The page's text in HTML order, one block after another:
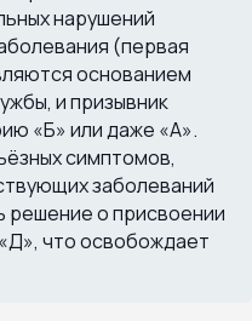
нарушений
(первая
основанием
и призывник
«Б» или даже «А».
симптомов,
заболеваний
решение о присвоении
что освобождает